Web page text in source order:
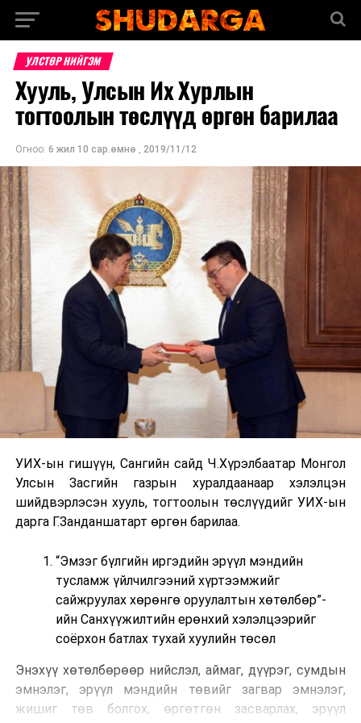
УЛСТӨР НИЙГЭМ
Хууль, Улсын Их Хурлын
тогтоолын төслүүд өргөн барилаа
Огноо: 6 жил 10 сар.өмнө , 2019/11/12
УИХ-ын гишүүн, Сангийн сайд Ч.Хүрэлбаатар Монгол
Улсын Засгийн газрын хуралдаанаар хэлэлцэн
шийдвэрлэсэн хууль, тогтоолын төслүүдийг УИХ-ын
дарга Г.Занданшатарт өргөн барилаа.
“Эмзэг бүлгийн иргэдийн эрүүл мэндийн
тусламж үйлчилгээний хүртээмжийг
сайжруулах хөрөнгө оруулалтын хөтөлбөр”-
ийн Санхүүжилтийн ерөнхий хэлэлцээрийг
соёрхон батлах тухай хуулийн төсөл
Энэхүү хөтөлбөрөөр нийслэл, аймаг, дүүрэг, сумдын
эмнэлэг, эрүүл мэндийн төвийг загвар эмнэлэг,
жишиг төв болгох, өргөтгөн засварлах, эрүүл